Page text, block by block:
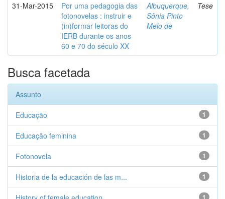
31-Mar-2015
Por uma pedagogia das
fotonovelas : instruir e
(in)formar leitoras do
IERB durante os anos
60 e 70 do século XX
Albuquerque,
Sônia Pinto
Melo de
Tese
Busca facetada
Assunto
1
Educação
1
Educação feminina
1
Fotonovela
1
Historia de la educación de las m...
1